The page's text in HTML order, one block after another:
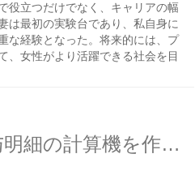
役立つだけでなく、キャリアの幅
は最初の実験台であり、私自身に
な経験となった。将来的には、プ
、女性がより活躍できる社会を目
Go言語とQtで給与明細の計算機を作ってみた